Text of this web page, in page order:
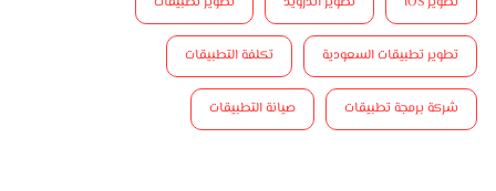
تطوير تطبيقات السعودية تكلفة التطبيقات
شركة برمجة تطبيقات صيانة التطبيقات